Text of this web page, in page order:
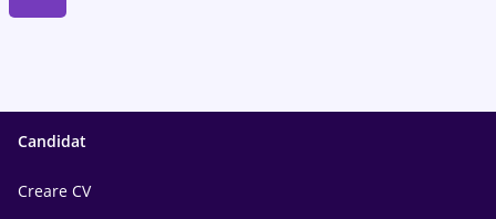
Candidat
Creare CV